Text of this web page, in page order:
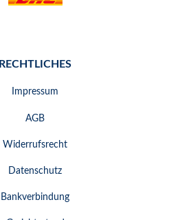
RECHTLICHES
Impressum
AGB
Widerrufsrecht
Datenschutz
Bankverbindung